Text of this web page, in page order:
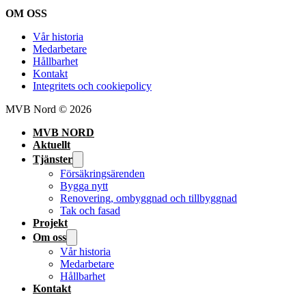
OM OSS
Vår historia
Medarbetare
Hållbarhet
Kontakt
Integritets och cookiepolicy
MVB Nord © 2026
MVB NORD
Aktuellt
Tjänster
Försäkringsärenden
Bygga nytt
Renovering, ombyggnad och tillbyggnad
Tak och fasad
Projekt
Om oss
Vår historia
Medarbetare
Hållbarhet
Kontakt